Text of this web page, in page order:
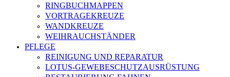
RINGBUCHMAPPEN
VORTRAGEKREUZE
WANDKREUZE
WEIHRAUCHSTÄNDER
PFLEGE
REINIGUNG UND REPARATUR
LOTUS-GEWEBESCHUTZAUSRÜSTUNG